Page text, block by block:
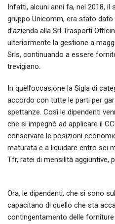
Infatti, alcuni anni fa, nel 2018, il
gruppo Unicomm, era stato
d’azienda alla Srl Trasporti
ulteriormente la gestione a
Srls, continuando a essere
trevigiano.
In quell’occasione la Sigla di
accordo con tutte le parti per
spettanze. Così le dipendenti
che si impegnò ad applicare il
conservare le posizioni
maturata e a liquidare entro sei
Tfr, ratei di mensilità aggiuntive,
Ora, le dipendenti, che si sono
capacitano di quello che sta
contingentamento delle